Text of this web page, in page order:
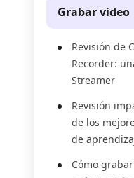
Grabar video
Revisión de
Recorder:
Streamer
Revisión
de los
de
Cómo